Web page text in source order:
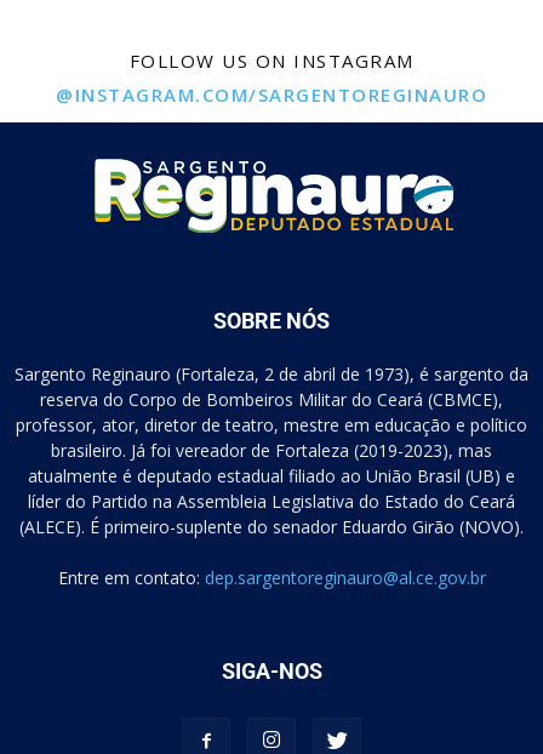
FOLLOW US ON INSTAGRAM
@INSTAGRAM.COM/SARGENTOREGINAURO
SOBRE NÓS
Sargento Reginauro (Fortaleza, 2 de abril de 1973), é sargento da
reserva do Corpo de Bombeiros Militar do Ceará (CBMCE),
professor, ator, diretor de teatro, mestre em educação e político
brasileiro. Já foi vereador de Fortaleza (2019-2023), mas
atualmente é deputado estadual filiado ao União Brasil (UB) e
líder do Partido na Assembleia Legislativa do Estado do Ceará
(ALECE). É primeiro-suplente do senador Eduardo Girão (NOVO).
Entre em contato: dep.sargentoreginauro@al.ce.gov.br
SIGA-NOS